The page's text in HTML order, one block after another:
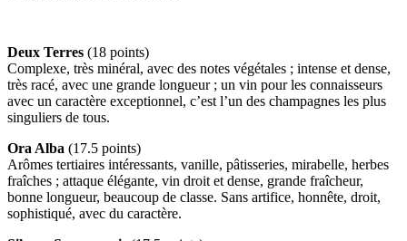
Deux Terres (18 points)
Complexe, très minéral, avec des notes végétales ; intense et dense,
très racé, avec une grande longueur ; un vin pour les connaisseurs
avec un caractère exceptionnel, c’est l’un des champagnes les plus
singuliers de tous.
Ora Alba (17.5 points)
Arômes tertiaires intéressants, vanille, pâtisseries, mirabelle, herbes
fraîches ; attaque élégante, vin droit et dense, grande fraîcheur,
bonne longueur, beaucoup de classe. Sans artifice, honnête, droit,
sophistiqué, avec du caractère.